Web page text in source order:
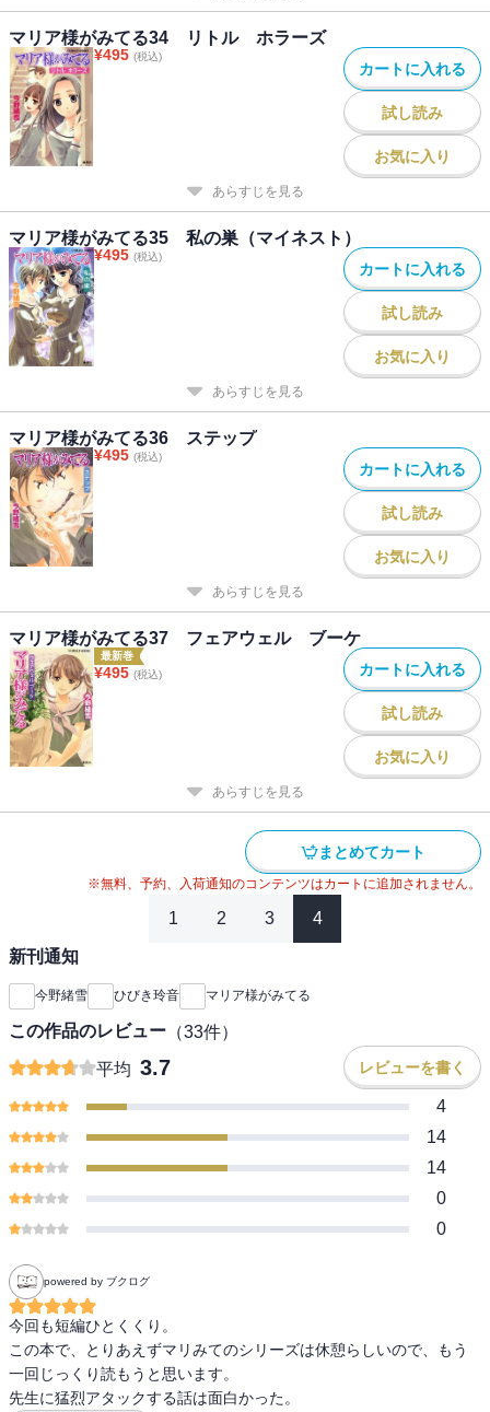
マリア様がみてる34 リトル ホラーズ
¥495 (税込)
カートに入れる
試し読み
お気に入り
あらすじを見る
マリア様がみてる35 私の巣（マイネスト）
¥495 (税込)
カートに入れる
試し読み
お気に入り
あらすじを見る
マリア様がみてる36 ステップ
¥495 (税込)
カートに入れる
試し読み
お気に入り
あらすじを見る
マリア様がみてる37 フェアウェル ブーケ
最新巻
¥495 (税込) カートに入れる
試し読み
お気に入り
あらすじを見る
まとめてカート
※無料、予約、入荷通知のコンテンツはカートに追加されません。
1 2 3 4
新刊通知
今野緒雪 ひびき玲音 マリア様がみてる
この作品のレビュー （33件）
平均 3.7 レビューを書く
4
14
14
0
0
powered by ブクログ
今回も短編ひとくくり。
この本で、とりあえずマリみてのシリーズは休憩らしいので、もう
一回じっくり読もうと思います。
先生に猛烈アタックする話は面白かった。